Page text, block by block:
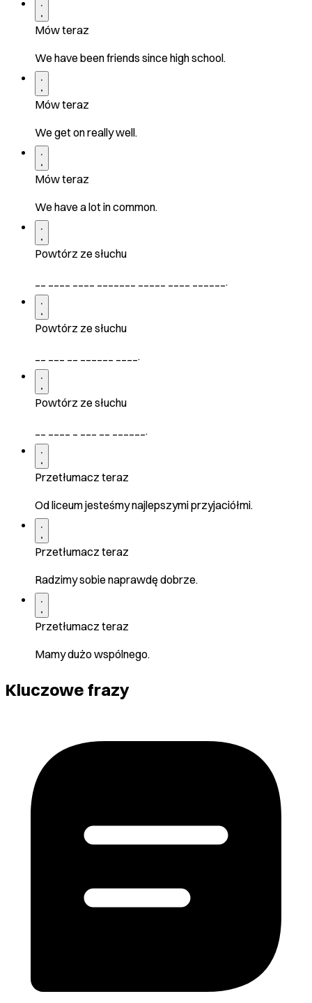
Mów teraz
We have been friends since high school.
Mów teraz
We get on really well.
Mów teraz
We have a lot in common.
Powtórz ze słuchu
__ ____ ____ _______ _____ ____ ______.
Powtórz ze słuchu
__ ___ __ ______ ____.
Powtórz ze słuchu
__ ____ _ ___ __ ______.
Przetłumacz teraz
Od liceum jesteśmy najlepszymi przyjaciółmi.
Przetłumacz teraz
Radzimy sobie naprawdę dobrze.
Przetłumacz teraz
Mamy dużo wspólnego.
Kluczowe frazy